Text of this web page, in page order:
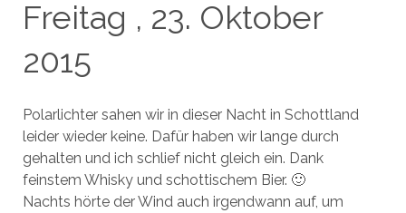
Freitag , 23. Oktober
2015
Polarlichter sahen wir in dieser Nacht in Schottland
leider wieder keine. Dafür haben wir lange durch
gehalten und ich schlief nicht gleich ein. Dank
feinstem Whisky und schottischem Bier. 🙂
Nachts hörte der Wind auch irgendwann auf, um